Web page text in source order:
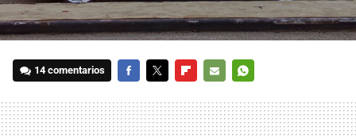
14 comentarios
MAIL